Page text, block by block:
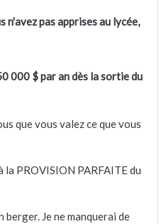
n'avez pas apprises au lycée,
000 $ par an dès la sortie du
que vous valez ce que vous
PROVISION PARFAITE du
berger. Je ne manquerai de